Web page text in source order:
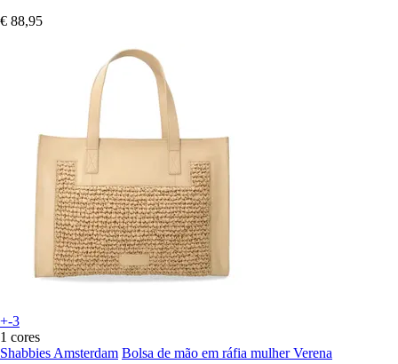
€ 88,95
+-3
1 cores
Shabbies Amsterdam Bolsa de mão em ráfia mulher Verena